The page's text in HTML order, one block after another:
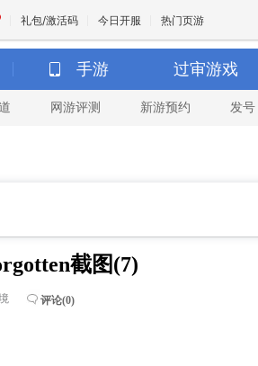
礼包/激活码 今日开服 热门页游
魔兽
手游 过审游戏
网游评测 新游预约 发号
截图(7)
评论(0)